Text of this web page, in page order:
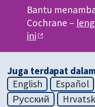
Bantu
Cochrane –
ini
Juga terdapat
English
Español
Русский